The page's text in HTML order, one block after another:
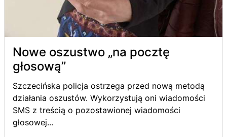
Nowe oszustwo „na pocztę
głosową”
Szczecińska policja ostrzega przed nową metodą
działania oszustów. Wykorzystują oni wiadomości
SMS z treścią o pozostawionej wiadomości
głosowej...